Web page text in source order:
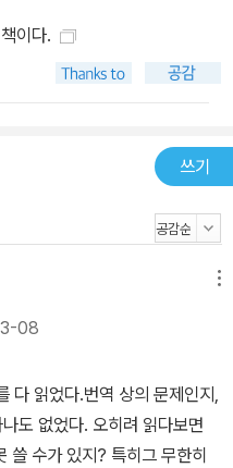
이다.
쓰기
08
다 읽었다.번역 상의 문제인지,
도 없었다. 오히려 읽다보면
쓸 수가 있지? 특히그 무한히